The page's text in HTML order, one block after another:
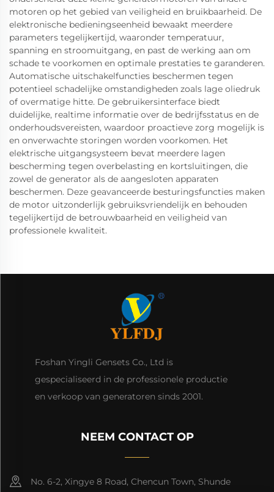
motoren op het gebied van veiligheid en bruikbaarheid. De
elektronische bedieningseenheid bewaakt meerdere
parameters tegelijkertijd, waaronder temperatuur,
spanning en stroomuitgang, en past de werking aan om
schade te voorkomen en optimale prestaties te garanderen.
Automatische uitschakelfuncties beschermen tegen
potentieel schadelijke omstandigheden zoals lage oliedruk
of overmatige hitte. De gebruikersinterface biedt
duidelijke, realtime informatie over de bedrijfsstatus en de
onderhoudsvereisten, waardoor proactieve zorg mogelijk is
en onverwachte storingen worden voorkomen. Het
elektrische uitgangsysteem bevat meerdere lagen
bescherming tegen overbelasting en kortsluitingen, die
zowel de generator als de aangesloten apparaten
beschermen. Deze geavanceerde besturingsfuncties maken
de motor uitzonderlijk gebruiksvriendelijk en behouden
tegelijkertijd de betrouwbaarheid en veiligheid van
professionele kwaliteit.
Foshan Yingli Gensets Co., Ltd is
gespecialiseerd in de professionele productie
en verkoop van generatoren sinds 2001.
NEEM CONTACT OP
No. 6-2, Xingye 8 Road, Chencun Town, Shunde